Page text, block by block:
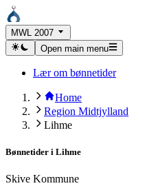
MWL 2007
Open main menu
Lær om bønnetider
Home
Region Midtjylland
Lihme
Bønnetider i Lihme
Skive Kommune